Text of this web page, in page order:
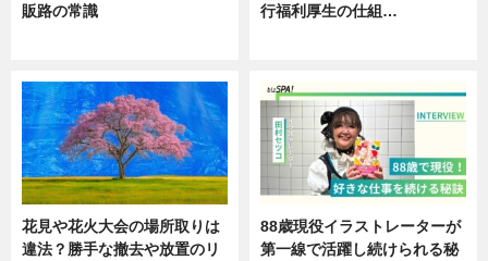
販路の常識
行福利厚生の仕組…
花見や花火大会の場所取りは
違法？勝手な撤去や放置のリ
88歳現役イラストレーターが
第一線で活躍し続けられる秘